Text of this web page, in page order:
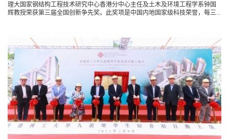
理大国家钢结构工程技术研究中心香港分中心主任及土木及环境工程学系钟国
辉教授荣获第三届全国创新争先奖。此奖项是中国内地国家级科技荣誉，每三...